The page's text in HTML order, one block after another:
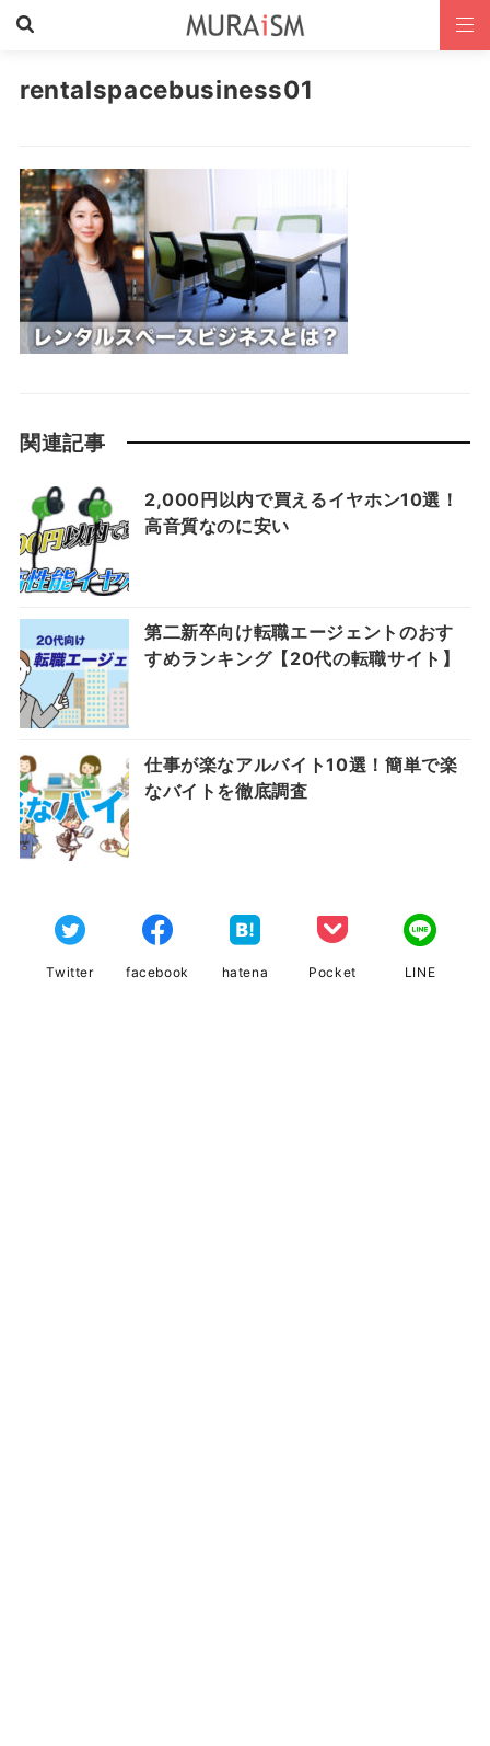
rentalspacebusiness01
関連記事
2,000円以内で買えるイヤホン10選！
高音質なのに安い
第二新卒向け転職エージェントのおす
すめランキング【20代の転職サイト】
仕事が楽なアルバイト10選！簡単で楽
なバイトを徹底調査
Twitter facebook hatena Pocket LINE